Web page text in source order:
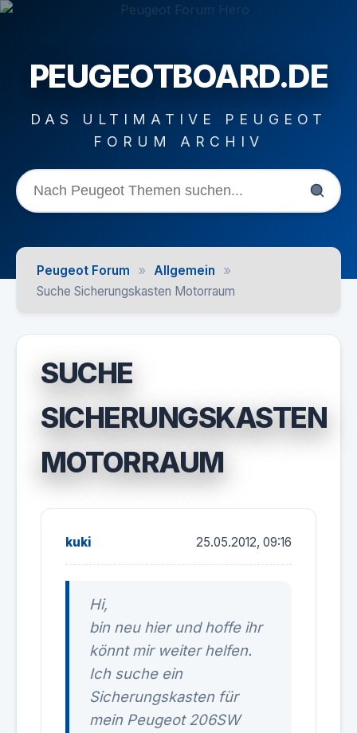
PEUGEOTBOARD.DE
DAS ULTIMATIVE PEUGEOT
FORUM ARCHIV
Peugeot Forum » Allgemein »
Suche Sicherungskasten Motorraum
SUCHE
SICHERUNGSKASTEN
MOTORRAUM
kuki 25.05.2012, 09:16
Hi,
bin neu hier und hoffe ihr
könnt mir weiter helfen.
Ich suche ein
Sicherungskasten für
mein Peugeot 206SW